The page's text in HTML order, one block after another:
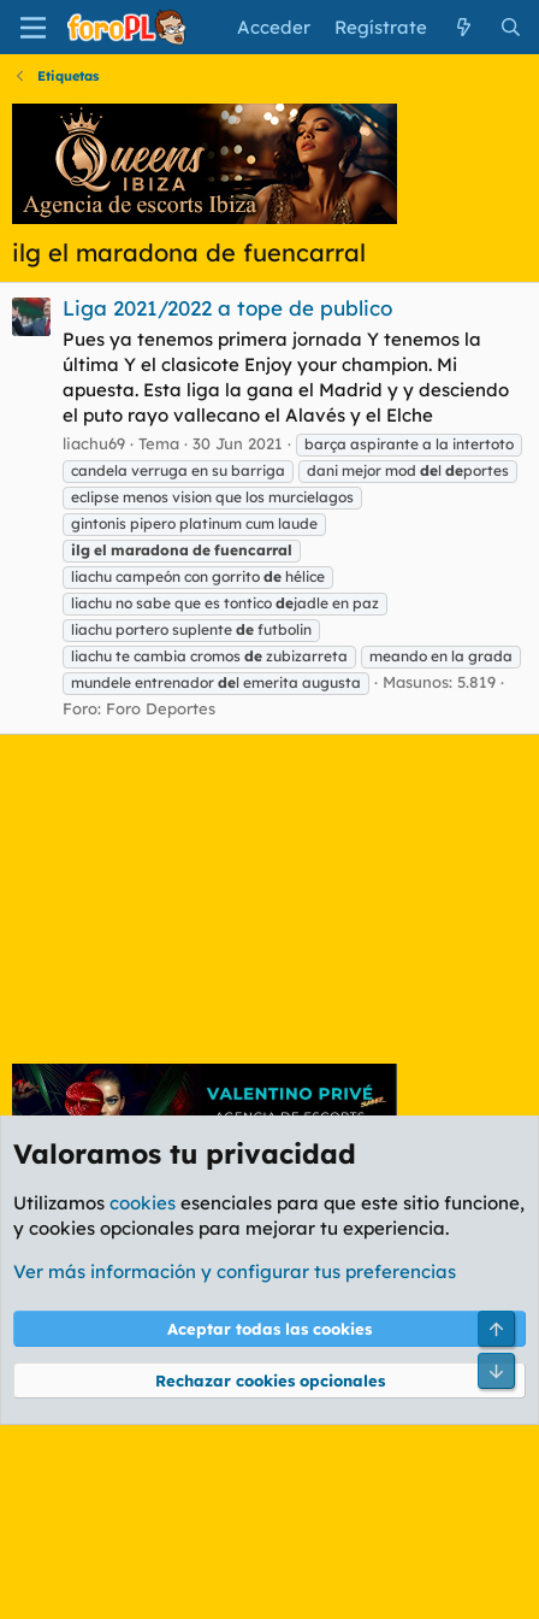
Acceder Regístrate
Etiquetas
ilg el maradona de fuencarral
Liga 2021/2022 a tope de publico
Pues ya tenemos primera jornada Y tenemos la
última Y el clasicote Enjoy your champion. Mi
apuesta. Esta liga la gana el Madrid y y desciendo
el puto rayo vallecano el Alavés y el Elche
liachu69 Tema 30 Jun 2021
barça aspirante a la intertoto
candela verruga en su barriga
dani mejor mod del deportes
eclipse menos vision que los murcielagos
gintonis pipero platinum cum laude
ilg el maradona de fuencarral
liachu campeón con gorrito de hélice
liachu no sabe que es tontico dejadle en paz
liachu portero suplente de futbolin
liachu te cambia cromos de zubizarreta
meando en la grada
mundele entrenador del emerita augusta
Masunos: 5.819
Foro: Foro Deportes
Etiquetas
Cookies
PL OLDSTYLE AMARILLO
Términos y reglas Política de privacidad Ayuda
Community platform by XenForo® © 2010-2026 XenForo Ltd.
Valoramos tu privacidad
Utilizamos cookies esenciales para que este sitio funcione,
y cookies opcionales para mejorar tu experiencia.
Ver más información y configurar tus preferencias
Aceptar todas las cookies
Rechazar cookies opcionales
Pie